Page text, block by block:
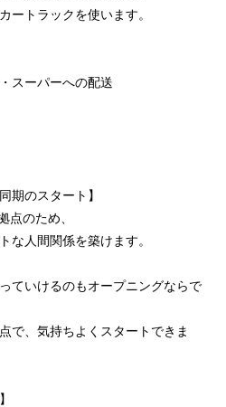
ートラックを使います。
スーパーへの配送
期のスタート】
点のため、
な人間関係を築けます。
ていけるのもオープニングならで
で、気持ちよくスタートできま